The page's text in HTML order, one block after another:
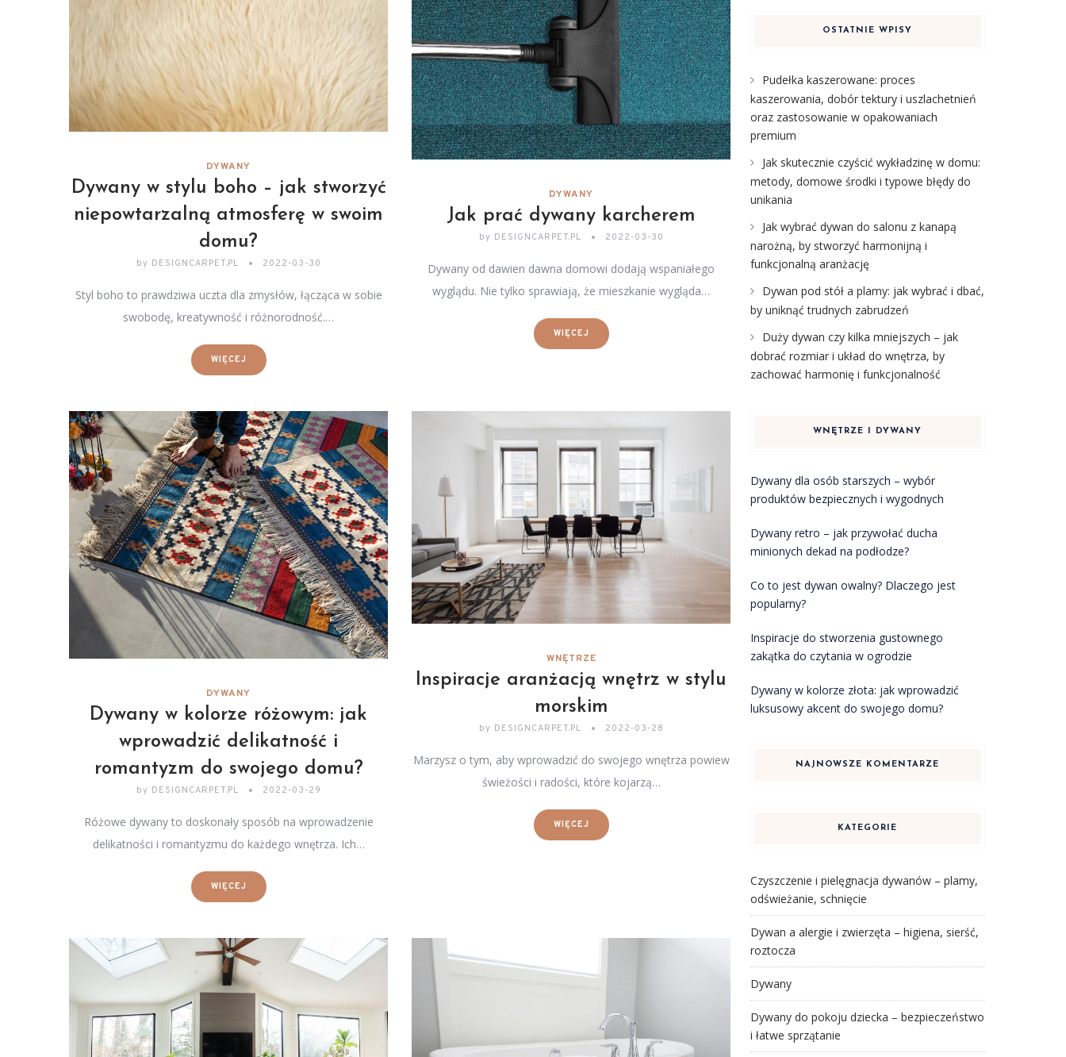
DYWANY
Dywany w stylu boho – jak stworzyć
niepowtarzalną atmosferę w swoim
domu?
by DESIGNCARPET.PL 2022-03-30
Styl boho to prawdziwa uczta dla zmysłów, łącząca w sobie
swobodę, kreatywność i różnorodność.…
WIĘCEJ
DYWANY
Jak prać dywany karcherem
by DESIGNCARPET.PL 2022-03-30
Dywany od dawien dawna domowi dodają wspaniałego
wyglądu. Nie tylko sprawiają, że mieszkanie wygląda…
WIĘCEJ
DYWANY
Dywany w kolorze różowym: jak
wprowadzić delikatność i
romantyzm do swojego domu?
by DESIGNCARPET.PL 2022-03-29
Różowe dywany to doskonały sposób na wprowadzenie
delikatności i romantyzmu do każdego wnętrza. Ich…
WIĘCEJ
WNĘTRZE
Inspiracje aranżacją wnętrz w stylu
morskim
by DESIGNCARPET.PL 2022-03-28
Marzysz o tym, aby wprowadzić do swojego wnętrza powiew
świeżości i radości, które kojarzą…
WIĘCEJ
OSTATNIE WPISY
Pudełka kaszerowane: proces
kaszerowania, dobór tektury i uszlachetnień
oraz zastosowanie w opakowaniach
premium
Jak skutecznie czyścić wykładzinę w domu:
metody, domowe środki i typowe błędy do
unikania
Jak wybrać dywan do salonu z kanapą
narożną, by stworzyć harmonijną i
funkcjonalną aranżację
Dywan pod stół a plamy: jak wybrać i dbać,
by uniknąć trudnych zabrudzeń
Duży dywan czy kilka mniejszych – jak
dobrać rozmiar i układ do wnętrza, by
zachować harmonię i funkcjonalność
WNĘTRZE I DYWANY
Dywany dla osób starszych – wybór
produktów bezpiecznych i wygodnych
Dywany retro – jak przywołać ducha
minionych dekad na podłodze?
Co to jest dywan owalny? Dlaczego jest
popularny?
Inspiracje do stworzenia gustownego
zakątka do czytania w ogrodzie
Dywany w kolorze złota: jak wprowadzić
luksusowy akcent do swojego domu?
NAJNOWSZE KOMENTARZE
KATEGORIE
Czyszczenie i pielęgnacja dywanów – plamy,
odświeżanie, schnięcie
Dywan a alergie i zwierzęta – higiena, sierść,
roztocza
Dywany
Dywany do pokoju dziecka – bezpieczeństwo
i łatwe sprzątanie